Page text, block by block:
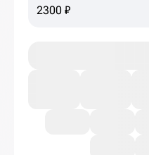
(детям, до 30 размера)
2300 ₽